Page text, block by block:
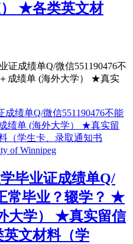
★各类英文材
证成绩单Q/微信551190476不
成绩单 (海外大学） ★真实
毕业证成绩单Q/
常毕业？辍学？ ★
大学） ★真实留信
文材料（学